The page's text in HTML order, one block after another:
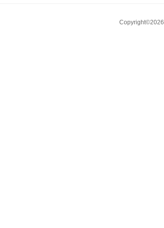
Copyright©2026